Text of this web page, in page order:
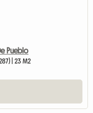
Pueblo
| 23 M2